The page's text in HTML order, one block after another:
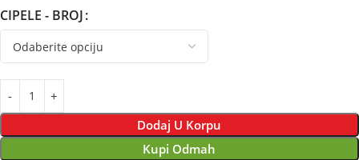
CIPELE - BROJ
Dodaj U Korpu
Kupi Odmah